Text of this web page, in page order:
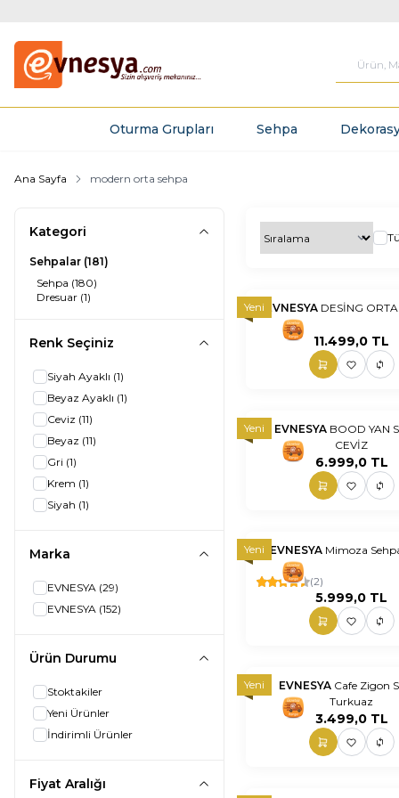
Oturma Grupları Sehpa
Ana Sayfa modern orta sehpa
Kategori
Sehpalar (181)
Sehpa (180)
Dresuar (1)
Renk Seçiniz
Siyah Ayaklı (1)
Beyaz Ayaklı (1)
Ceviz (11)
Beyaz (11)
Gri (1)
Krem (1)
Siyah (1)
Marka
EVNESYA (29)
EVNESYA (152)
Ürün Durumu
Stoktakiler
Yeni Ürünler
İndirimli Ürünler
Fiyat Aralığı
Yeni EVNESYA DESİNG
11.499,0 TL
Yeni
EVNESYA BOOD YAN
CEVİZ
6.999,0TL
Yeni EVNESYA Mimoza
(2)
5.999,0 TL
Yeni
EVNESYA Cafe Zigon
Turkuaz
3.499,0TL